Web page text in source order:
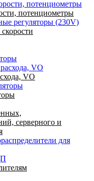
потенциометры
VO
серверного и
для